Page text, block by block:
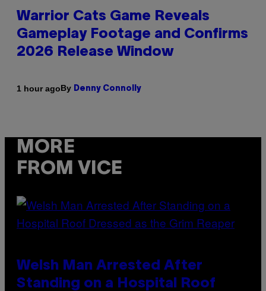
Warrior Cats Game Reveals
Gameplay Footage and Confirms
2026 Release Window
1 hour agoBy Denny Connolly
MORE
FROM VICE
Welsh Man Arrested After
Standing on a Hospital Roof